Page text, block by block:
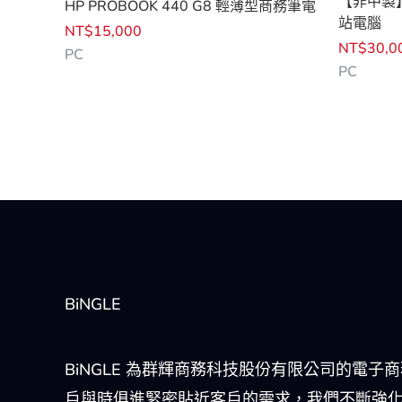
HP PROBOOK 440 G8 輕薄型商務筆電
NT$15,000
PC
站電腦
NT$
PC
BiNGLE
BiNGLE 為群輝商務科技股份有限公司的電子